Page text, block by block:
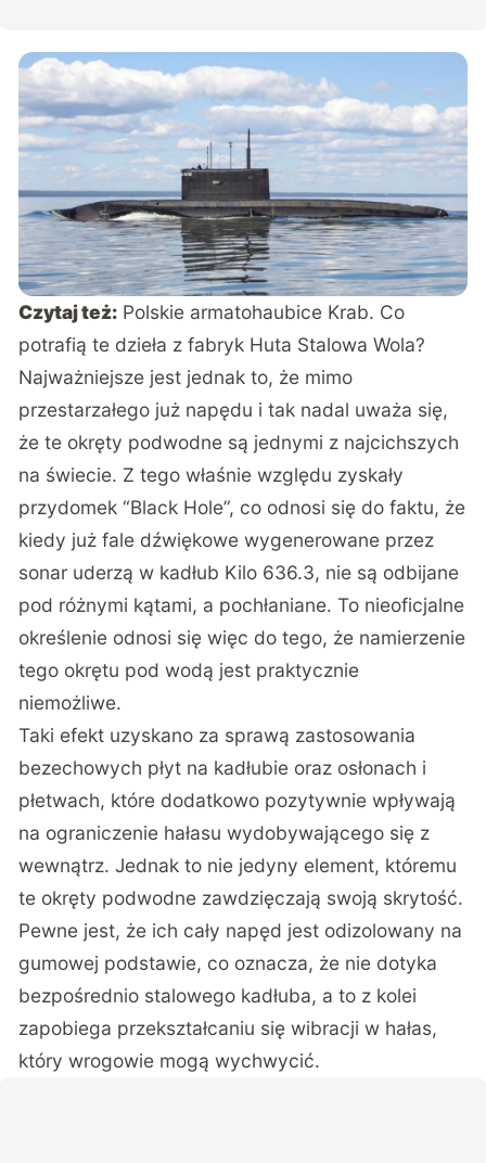
Czytaj też: Polskie armatohaubice Krab. Co
potrafią te dzieła z fabryk Huta Stalowa Wola?
Najważniejsze jest jednak to, że mimo
przestarzałego już napędu i tak nadal uważa się,
że te okręty podwodne są jednymi z najcichszych
na świecie. Z tego właśnie względu zyskały
przydomek “Black Hole”, co odnosi się do faktu, że
kiedy już fale dźwiękowe wygenerowane przez
sonar uderzą w kadłub Kilo 636.3, nie są odbijane
pod różnymi kątami, a pochłaniane. To nieoficjalne
określenie odnosi się więc do tego, że namierzenie
tego okrętu pod wodą jest praktycznie
niemożliwe.
Taki efekt uzyskano za sprawą zastosowania
bezechowych płyt na kadłubie oraz osłonach i
płetwach, które dodatkowo pozytywnie wpływają
na ograniczenie hałasu wydobywającego się z
wewnątrz. Jednak to nie jedyny element, któremu
te okręty podwodne zawdzięczają swoją skrytość.
Pewne jest, że ich cały napęd jest odizolowany na
gumowej podstawie, co oznacza, że nie dotyka
bezpośrednio stalowego kadłuba, a to z kolei
zapobiega przekształcaniu się wibracji w hałas,
który wrogowie mogą wychwycić.